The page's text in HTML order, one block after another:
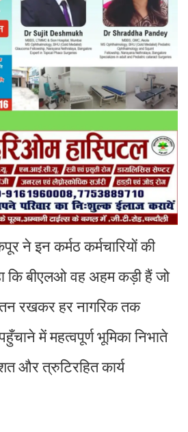
ने इन कर्मठ कर्मचारियों की
कि बीएलओ वह अहम कड़ी हैं जो
रखकर हर नागरिक तक
में महत्वपूर्ण भूमिका निभाते
और त्रुटिरहित कार्य